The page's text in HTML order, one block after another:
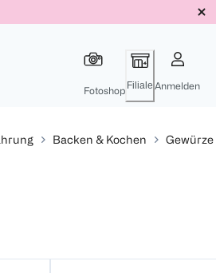
Fotoshop Filiale Anmelden
Backen & Kochen Gewürze